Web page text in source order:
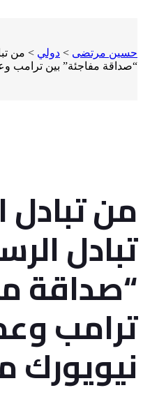
حسين مرتضى > دولي > من
“صداقة مفاجئة” بين ترامب
من تبادل
تبادل
“صداقة
ترامب
نيويورك